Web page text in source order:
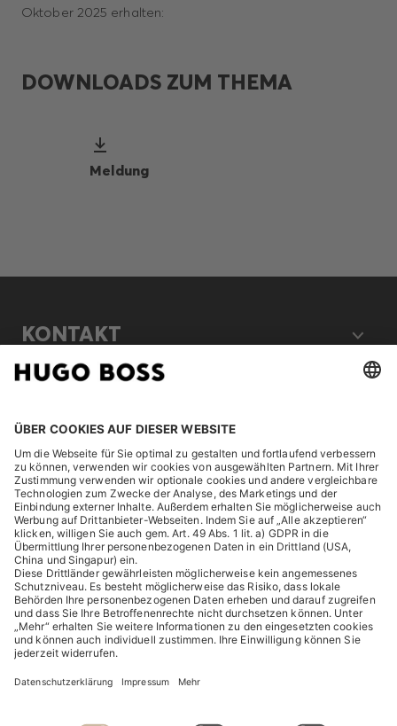
Oktober 2025 erhalten:
DOWNLOADS ZUM THEMA
Meldung
KONTAKT
ENTDECKEN
HUGO BOSS Corporate